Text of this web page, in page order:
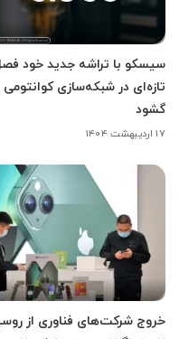
سیسکو با تراشه جدید خود
تازه‌ای در شبکه‌سازی کوانتومی
گشود
۱۷ اردیبهشت ۱۴۰۴
خروج شرکت‌های فناوری از